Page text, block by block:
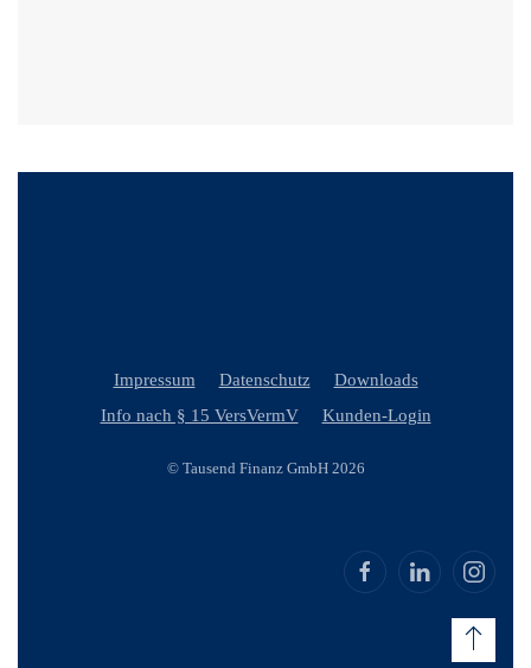
Impressum Datenschutz
Downloads
Info nach § 15 VersVermV
Kunden-Login
© Tausend Finanz GmbH 2026